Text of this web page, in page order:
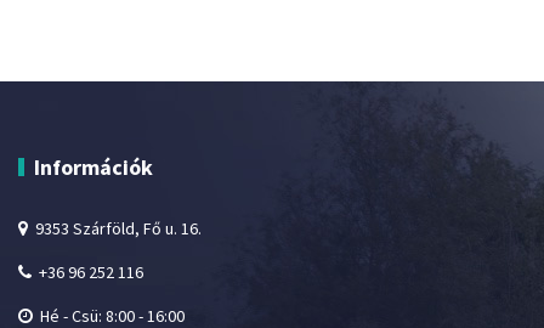
Információk
9353 Szárföld, Fő u. 16.
+36 96 252 116
Hé - Csü: 8:00 - 16:00